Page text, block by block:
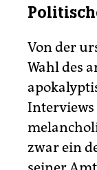
Von der
Wahl des
zwar ein